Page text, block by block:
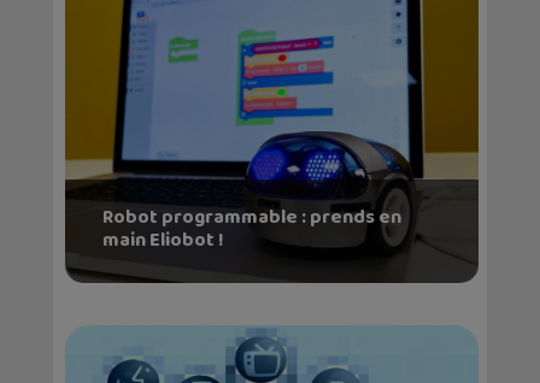
Robot programmable : prends en
main Eliobot !